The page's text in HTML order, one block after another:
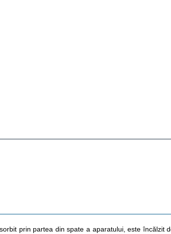
prin partea din spate a aparatului, este încălzit